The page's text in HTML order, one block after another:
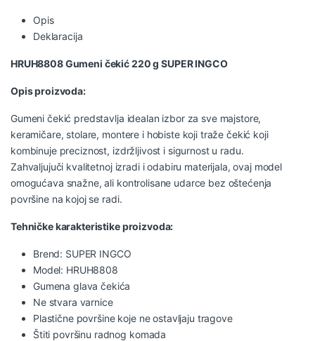
Opis
Deklaracija
HRUH8808 Gumeni čekić 220 g SUPER INGCO
Opis proizvoda:
Gumeni čekić predstavlja idealan izbor za sve majstore,
keramičare, stolare, montere i hobiste koji traže čekić koji
kombinuje preciznost, izdržljivost i sigurnost u radu.
Zahvaljujuči kvalitetnoj izradi i odabiru materijala, ovaj model
omogućava snažne, ali kontrolisane udarce bez oštećenja
površine na kojoj se radi.
Tehničke karakteristike proizvoda:
Brend: SUPER INGCO
Model: HRUH8808
Gumena glava čekića
Ne stvara varnice
Plastične površine koje ne ostavljaju tragove
Štiti površinu radnog komada